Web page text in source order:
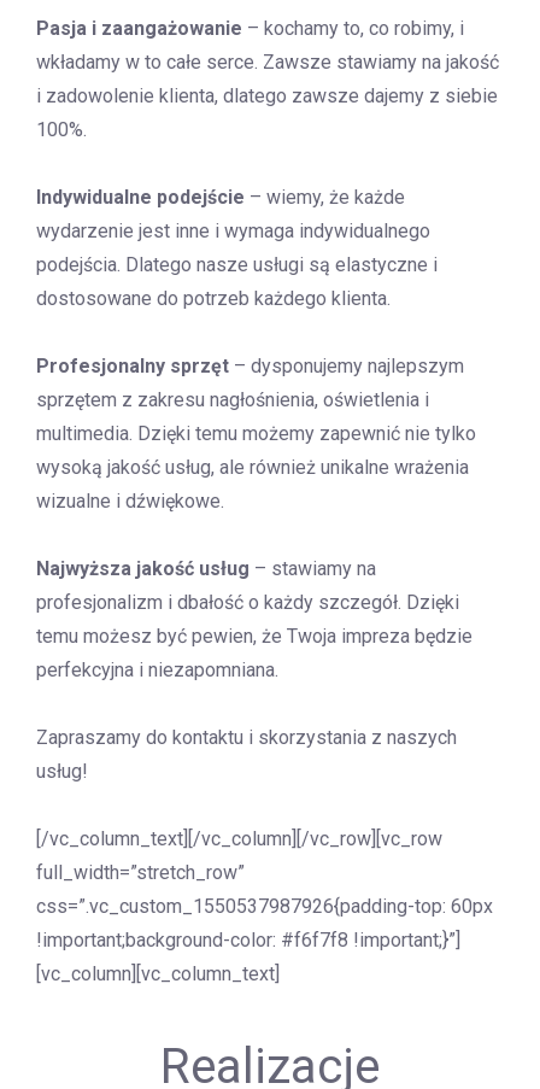
Pasja i zaangażowanie – kochamy to, co robimy, i
wkładamy w to całe serce. Zawsze stawiamy na jakość
i zadowolenie klienta, dlatego zawsze dajemy z siebie
100%.
Indywidualne podejście – wiemy, że każde
wydarzenie jest inne i wymaga indywidualnego
podejścia. Dlatego nasze usługi są elastyczne i
dostosowane do potrzeb każdego klienta.
Profesjonalny sprzęt – dysponujemy najlepszym
sprzętem z zakresu nagłośnienia, oświetlenia i
multimedia. Dzięki temu możemy zapewnić nie tylko
wysoką jakość usług, ale również unikalne wrażenia
wizualne i dźwiękowe.
Najwyższa jakość usług – stawiamy na
profesjonalizm i dbałość o każdy szczegół. Dzięki
temu możesz być pewien, że Twoja impreza będzie
perfekcyjna i niezapomniana.
Zapraszamy do kontaktu i skorzystania z naszych
usług!
[/vc_column_text][/vc_column][/vc_row][vc_row
full_width=”stretch_row”
css=”.vc_custom_1550537987926{padding-top: 60px
!important;background-color: #f6f7f8 !important;}”]
[vc_column][vc_column_text]
Realizacje